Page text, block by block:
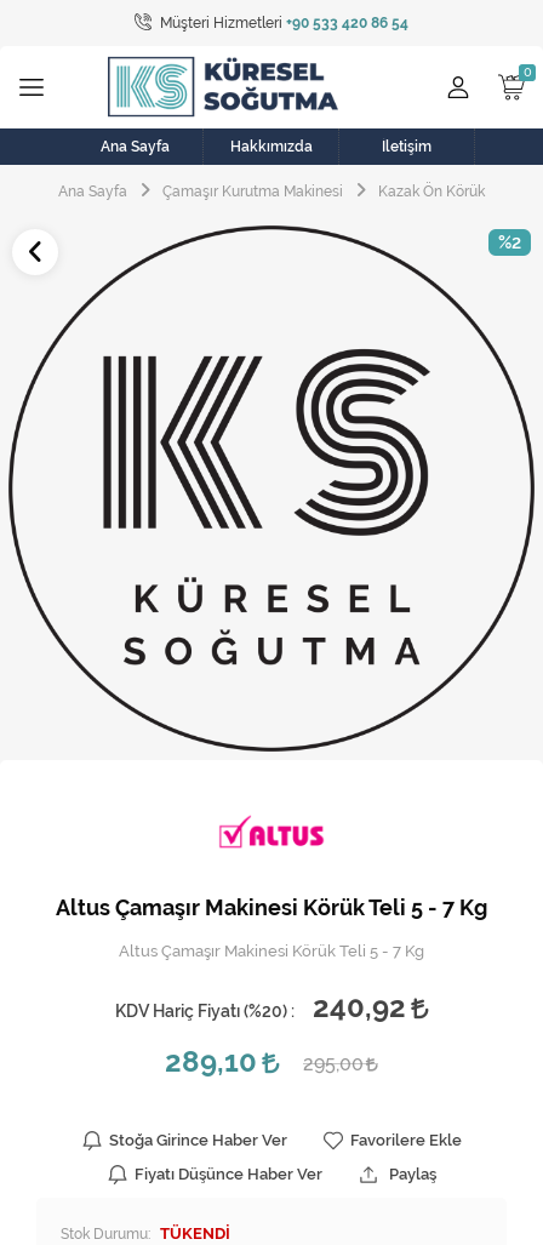
Müşteri Hizmetleri +90 533 420 86 54
Tüm Kategoriler
Bulaşık Makinesi
Buzdolabı
Çamaşır Kurutma Makinesi
Elektrikli Aksamlar
Elektrikli Süpürge
Fan
Fırın, Ocak ve Aspiratör
Klima
Kombi
Musluk
Ana Sayfa Hakkımızda İletişim
Ana Sayfa Çamaşır Kurutma Makinesi Kazak Ön Körük
%2
Altus Çamaşır Makinesi Körük Teli 5 - 7 Kg
Altus Çamaşır Makinesi Körük Teli 5 - 7 Kg
KDV Hariç Fiyatı (%20) :
240,92
289,10
295,00
Stoğa Girince Haber Ver
Favorilere Ekle
Fiyatı Düşünce Haber Ver
Paylaş
Stok Durumu: TÜKENDİ